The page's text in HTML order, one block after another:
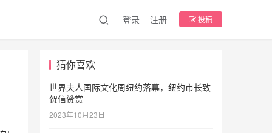
登录 注册 投稿
猜你喜欢
世界夫人国际文化周纽约落幕，纽约市长致
贺信赞赏
2023年10月23日